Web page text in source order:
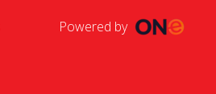
Powered by